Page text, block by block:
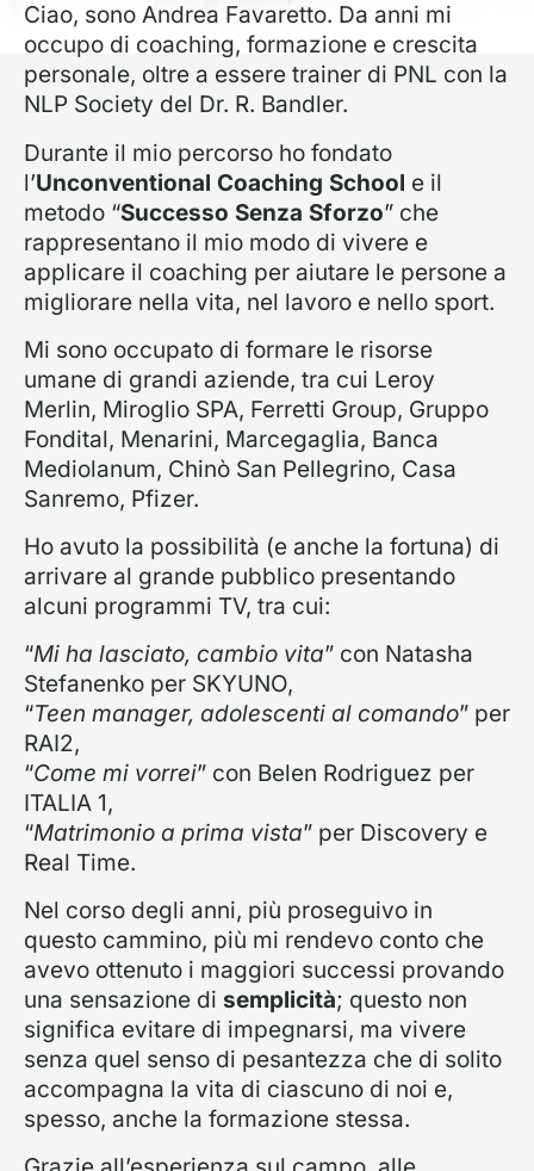
Ciao, sono Andrea Favaretto. Da anni mi
occupo di coaching, formazione e crescita
personale, oltre a essere trainer di PNL con la
NLP Society del Dr. R. Bandler.
Durante il mio percorso ho fondato
l’Unconventional Coaching School e il
metodo “Successo Senza Sforzo” che
rappresentano il mio modo di vivere e
applicare il coaching per aiutare le persone a
migliorare nella vita, nel lavoro e nello sport.
Mi sono occupato di formare le risorse
umane di grandi aziende, tra cui Leroy
Merlin, Miroglio SPA, Ferretti Group, Gruppo
Fondital, Menarini, Marcegaglia, Banca
Mediolanum, Chinò San Pellegrino, Casa
Sanremo, Pfizer.
Ho avuto la possibilità (e anche la fortuna) di
arrivare al grande pubblico presentando
alcuni programmi TV, tra cui:
“Mi ha lasciato, cambio vita” con Natasha
Stefanenko per SKYUNO,
“Teen manager, adolescenti al comando” per
RAI2,
“Come mi vorrei” con Belen Rodriguez per
ITALIA 1,
“Matrimonio a prima vista” per Discovery e
Real Time.
Nel corso degli anni, più proseguivo in
questo cammino, più mi rendevo conto che
avevo ottenuto i maggiori successi provando
una sensazione di semplicità; questo non
significa evitare di impegnarsi, ma vivere
senza quel senso di pesantezza che di solito
accompagna la vita di ciascuno di noi e,
spesso, anche la formazione stessa.